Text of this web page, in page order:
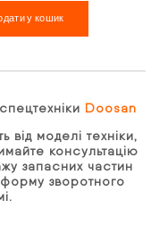
у кошик
Doosan
від моделі техніки,
консультацію
запасних частин
зворотного